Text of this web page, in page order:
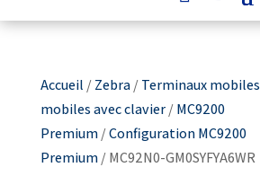
Accueil /Zebra/Terminaux mobiles
mobiles avec clavier/MC9200
Premium/Configuration MC9200
Premium/ MC92N0-GM0SYFYA6WR